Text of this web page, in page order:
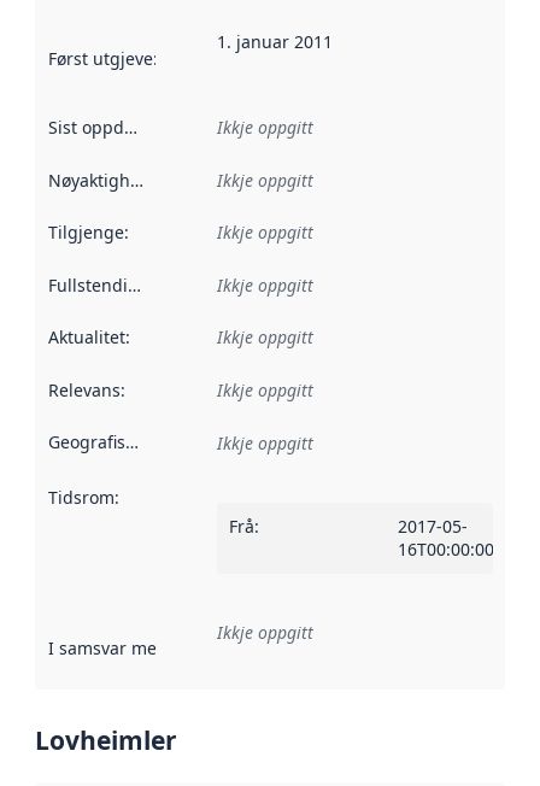
Først utgjeve: Denne datoen seier når dataa i dette
1. januar 2011
Sist oppdatert Ikkje oppgitt
Nøyaktigheit Ikkje oppgitt
Tilgjenge: Ikkje oppgitt
Fullstendigheit Ikkje oppgitt
Aktualitet: Ikkje oppgitt
Relevans: Ikkje oppgitt
Geografisk område Ikkje oppgitt
Tidsrom:
Frå:
2017-05-
16T00:00:00Z
I samsvar med Referanse til ei implementeringsregel eller
Ikkje oppgitt
Lovheimler